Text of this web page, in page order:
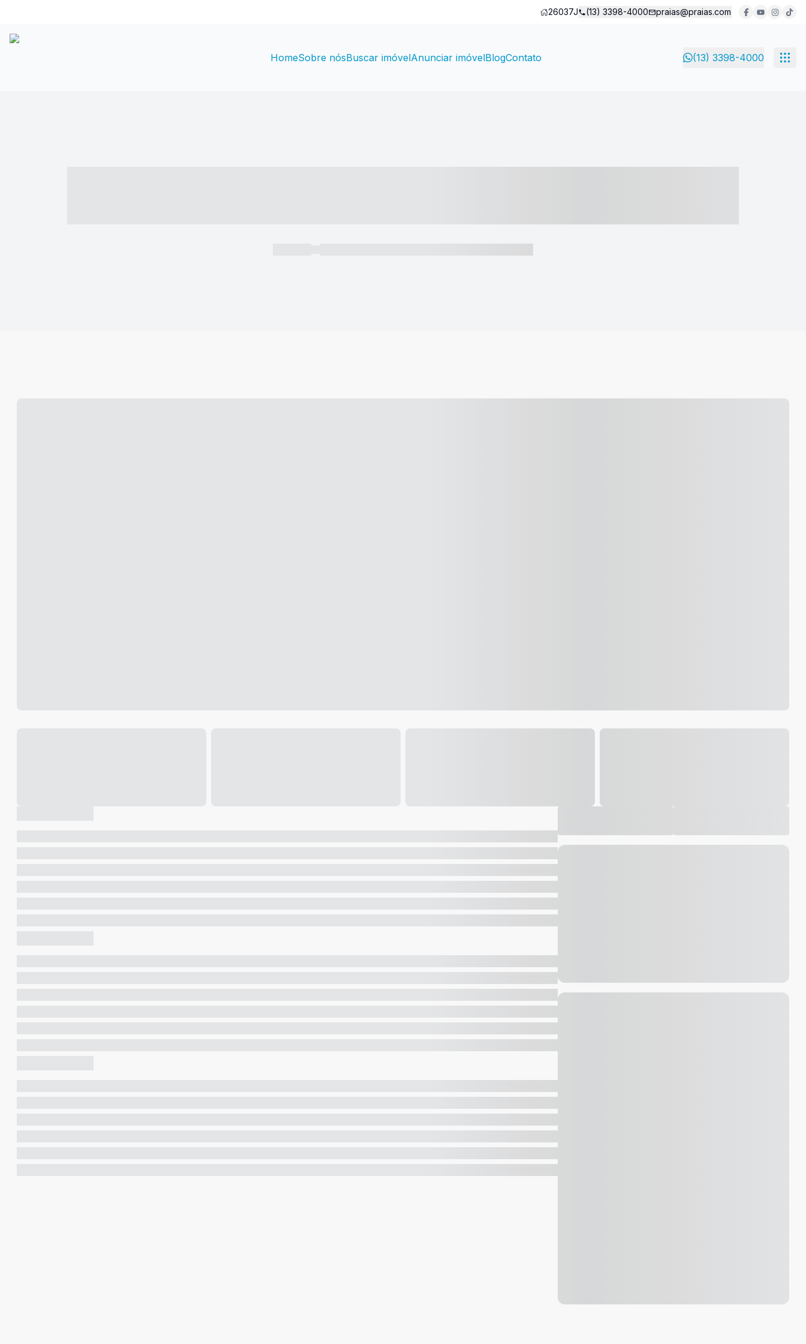
26037J (13) 3398-4000 praias@praias.com
HomeSobre nósBuscar imóvelAnunciar imóvelBlogContato (13) 3398-4000